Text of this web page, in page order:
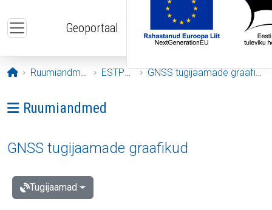
Geoportaal
Avaleht
Ruumiandmed ESTPOS GNSS tugijaamade graafikud
Ava menüü: Ruumiandmed
Ruumiandmed
GNSS tugijaamade graafikud
Tugijaamad